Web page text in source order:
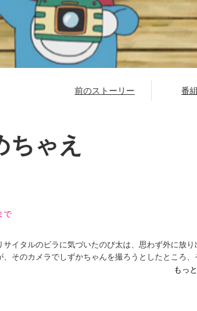
前のストーリー 番
ちゃえ
で
イタルのビラに気づいたのび太は、思わず外に放
そのカメラでしずかちゃんを撮ろうとしたところ
いう道具で、ある瞬間の動きをそのまま止めてしま